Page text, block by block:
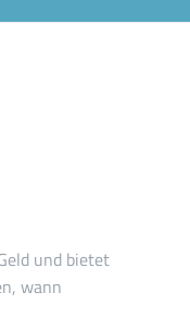
und bietet
wann